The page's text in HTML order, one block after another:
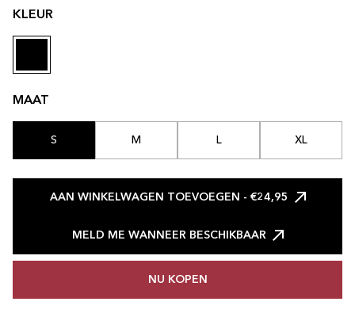
KLEUR
MAAT
S M L XL
AAN WINKELWAGEN TOEVOEGEN - €24,95
MELD ME WANNEER BESCHIKBAAR
NU KOPEN